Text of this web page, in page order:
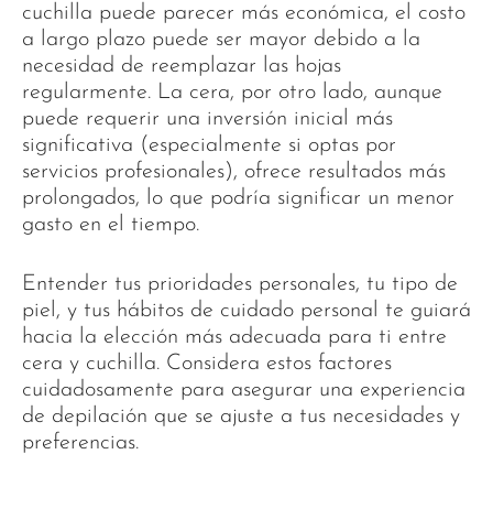
cuchilla puede parecer más económica, el costo
a largo plazo puede ser mayor debido a la
necesidad de reemplazar las hojas
regularmente. La cera, por otro lado, aunque
puede requerir una inversión inicial más
significativa (especialmente si optas por
servicios profesionales), ofrece resultados más
prolongados, lo que podría significar un menor
gasto en el tiempo.
Entender tus prioridades personales, tu tipo de
piel, y tus hábitos de cuidado personal te guiará
hacia la elección más adecuada para ti entre
cera y cuchilla. Considera estos factores
cuidadosamente para asegurar una experiencia
de depilación que se ajuste a tus necesidades y
preferencias.